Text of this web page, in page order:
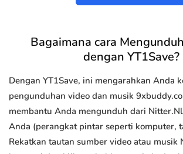
Bagaimana cara
dengan YT1Save?
Dengan YT1Save, ini mengarahkan Anda
pengunduhan video dan musik
membantu Anda mengunduh dari
Anda (perangkat pintar seperti komputer,
Rekatkan tautan sumber video atau musik